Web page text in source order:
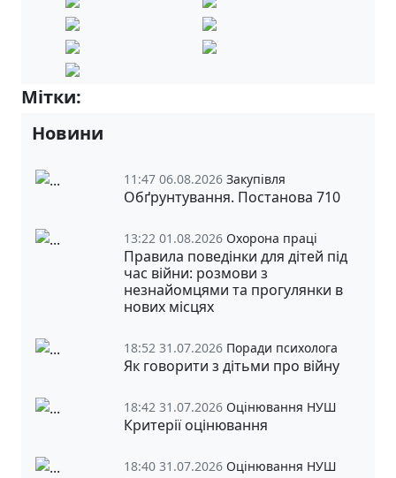
Мітки:
Новини
11:47 06.08.2026 Закупівля
Обґрунтування. Постанова 710
13:22 01.08.2026 Охорона праці
Правила поведінки для дітей під
час війни: розмови з
незнайомцями та прогулянки в
нових місцях
18:52 31.07.2026 Поради психолога
Як говорити з дітьми про війну
18:42 31.07.2026 Оцінювання НУШ
Критерії оцінювання
18:40 31.07.2026 Оцінювання НУШ